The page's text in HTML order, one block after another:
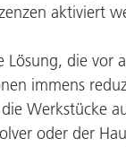
aktiviert
die vor
immens
Werkstücke
oder der